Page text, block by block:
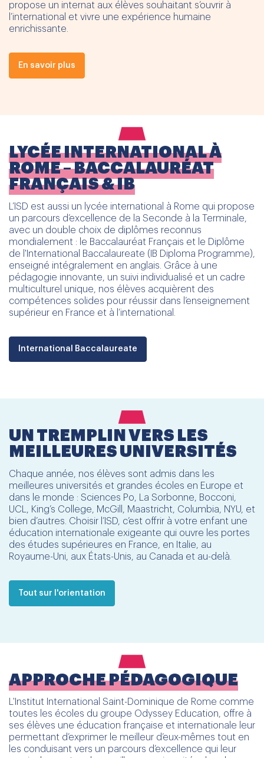
propose un internat aux élèves souhaitant s’ouvrir à
l’international et vivre une expérience humaine
enrichissante.
En savoir plus
LYCÉE INTERNATIONAL À
ROME – BACCALAURÉAT
FRANÇAIS & IB
L’ISD est aussi un lycée international à Rome qui propose
un parcours d’excellence de la Seconde à la Terminale,
avec un double choix de diplômes reconnus
mondialement : le Baccalauréat Français et le Diplôme
de l'International Baccalaureate (IB Diploma Programme),
enseigné intégralement en anglais. Grâce à une
pédagogie innovante, un suivi individualisé et un cadre
multiculturel unique, nos élèves acquièrent des
compétences solides pour réussir dans l’enseignement
supérieur en France et à l’international.
International Baccalaureate
UN TREMPLIN VERS LES
MEILLEURES UNIVERSITÉS
Chaque année, nos élèves sont admis dans les
meilleures universités et grandes écoles en Europe et
dans le monde : Sciences Po, La Sorbonne, Bocconi,
UCL, King’s College, McGill, Maastricht, Columbia, NYU, et
bien d’autres. Choisir l’ISD, c’est offrir à votre enfant une
éducation internationale exigeante qui ouvre les portes
des études supérieures en France, en Italie, au
Royaume-Uni, aux États-Unis, au Canada et au-delà.
Tout sur l'orientation
APPROCHE PÉDAGOGIQUE
L'Institut International Saint-Dominique de Rome comme
toutes les écoles du groupe Odyssey Education, offre à
ses élèves une éducation française et internationale leur
permettant d’exprimer le meilleur d’eux-mêmes tout en
les conduisant vers un parcours d’excellence qui leur